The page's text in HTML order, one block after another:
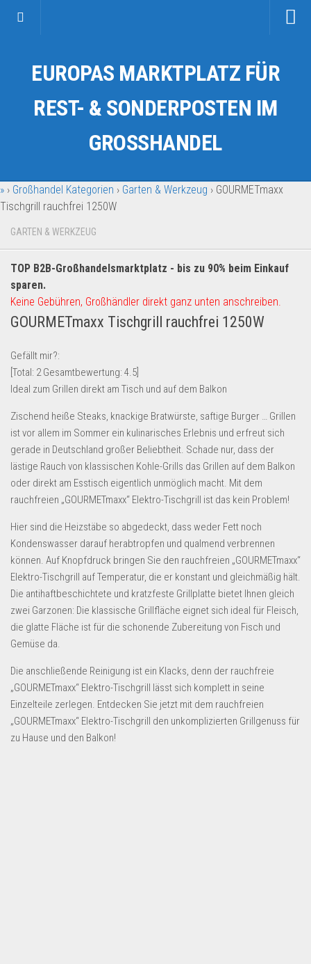
Kategorien
Auto & Motorrad
Fahrzeuge & Transport
Garten & Werkzeug
Geschäft, Büro & Schreibwaren
Geschenkartikel
Handy und Smartphone
Kosmetik & Pflege
Lebensmittel & Getränke
Multimedia & Elektro
Münzen
Schuhe & Accessoires
Sport & Freizeit
Uhren & Schmuck
Wohnen & Einrichten
Restposten für Privatpersonen
eBay Restposten kaufen
Sonderposten-Angebote
Saison & Eventprodkte
Dropshipping-Produkte
B2B Produkte
Grosshandel
Amazon
Aldi
EUROPAS MARKTPLATZ FÜR
REST- & SONDERPOSTEN IM
GROSSHANDEL
» › Großhandel Kategorien › Garten & Werkzeug › GOURMETmaxx
Tischgrill rauchfrei 1250W
GARTEN & WERKZEUG
TOP B2B-Großhandelsmarktplatz - bis zu 90% beim Einkauf
sparen.
Keine Gebühren, Großhändler direkt ganz unten anschreiben.
GOURMETmaxx Tischgrill rauchfrei 1250W
Gefällt mir?:
[Total: 2Gesamtbewertung: 4.5
Ideal zum Grillen direkt am Tisch und auf dem Balkon
Zischend heiße Steaks, knackige Bratwürste, saftige Burger … Grillen
ist vor allem im Sommer ein kulinarisches Erlebnis und erfreut sich
gerade in Deutschland großer Beliebtheit. Schade nur, dass der
lästige Rauch von klassischen Kohle-Grills das Grillen auf dem Balkon
oder direkt am Esstisch eigentlich unmöglich macht. Mit dem
rauchfreien „GOURMETmaxx“ Elektro-Tischgrill ist das kein Problem!
Hier sind die Heizstäbe so abgedeckt, dass weder Fett noch
Kondenswasser darauf herabtropfen und qualmend verbrennen
können. Auf Knopfdruck bringen Sie den rauchfreien „GOURMETmaxx“
Elektro-Tischgrill auf Temperatur, die er konstant und gleichmäßig hält.
Die antihaftbeschichtete und kratzfeste Grillplatte bietet Ihnen gleich
zwei Garzonen: Die klassische Grillfläche eignet sich ideal für Fleisch,
die glatte Fläche ist für die schonende Zubereitung von Fisch und
Gemüse da.
Die anschließende Reinigung ist ein Klacks, denn der rauchfreie
„GOURMETmaxx“ Elektro-Tischgrill lässt sich komplett in seine
Einzelteile zerlegen. Entdecken Sie jetzt mit dem rauchfreien
„GOURMETmaxx“ Elektro-Tischgrill den unkomplizierten Grillgenuss für
zu Hause und den Balkon!